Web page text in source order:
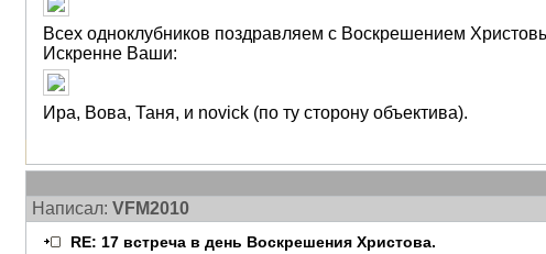
Всех одноклубников поздравляем с Воскрешением
Искренне Ваши:
Ира, Вова, Таня, и novick (по ту сторону объектива).
Написал: VFM2010
RE: 17 встреча в день Воскрешения Христова.